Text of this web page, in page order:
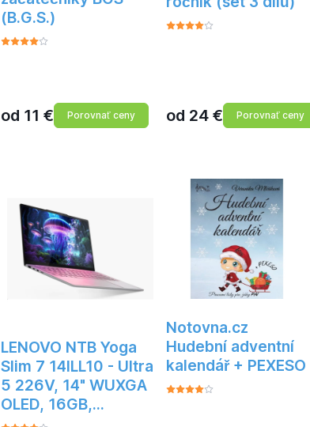
(B.G.S.)
od 11 € Porovnať ceny od 24 € Porovnať ceny
LENOVO NTB Yoga
Slim 7 14ILL10 - Ultra
5 226V, 14" WUXGA
OLED, 16GB,…
Notovna.cz
Hudební adventní
kalendář + PEXESO